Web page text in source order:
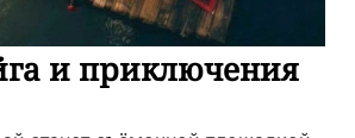
и приключения